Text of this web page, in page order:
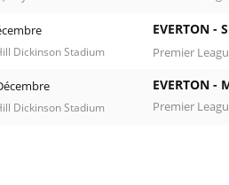
Dickinson Stadium
EVERTON -
Premier
Dickinson Stadium
EVERTON -
Premier